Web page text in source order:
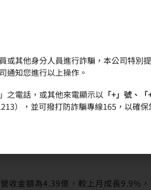
產品 品質政策
收金額為4.39億，較上月成長9.9%
其他身分人員進行詐騙，本公司特別
通知您進行以上操作。
之電話，或其他來電顯示以 「+」號、
），並可撥打防詐騙專線165，以確保